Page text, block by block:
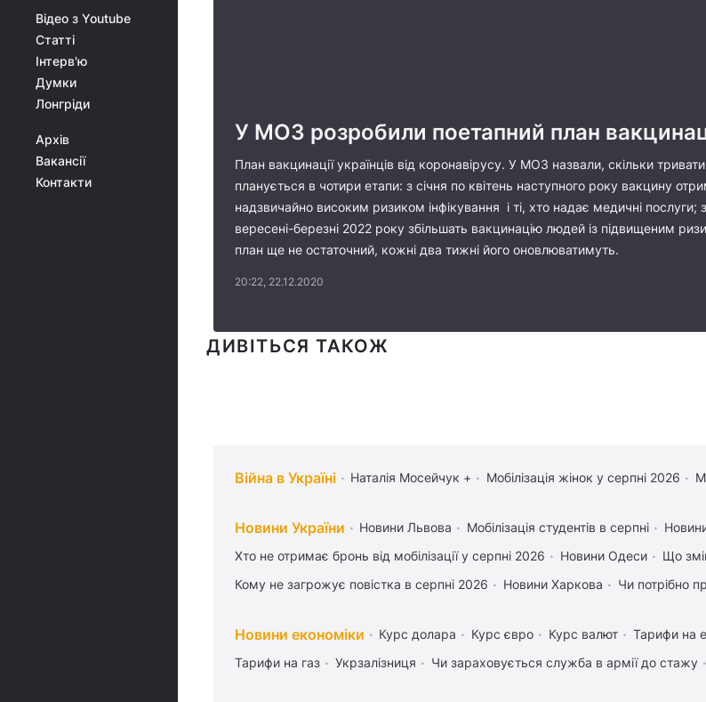
Відео з Youtube
Статті
Інтерв'ю
Думки
Лонгріди
Архів
Вакансії
Контакти
У МОЗ розробили поетапний план
План вакцинації українців від коронавірусу. У МОЗ назвали, скільки
планується в чотири етапи: з січня по квітень наступного року вакцину
надзвичайно високим ризиком інфікування і ті, хто надає медичні
вересені-березні 2022 року збільшать вакцинацію людей із підвищеним
план ще не остаточний, кожні два тижні його оновлюватимуть.
20:22, 22.12.2020
ДИВІТЬСЯ ТАКОЖ
Війна в Україні Наталія Мосейчук + Мобілізація жінок у серпні 2026
Новини України Новини Львова Мобілізація студентів в серпні
Хто не отримає бронь від мобілізації у серпні 2026
Новини Одеси Що
Кому не загрожує повістка в серпні 2026
Новини Харкова Чи потрібно
Новини економіки Курс долара Курс євро Курс валют Тарифи на
Тарифи на газ
Укрзалізниця Чи зараховується служба в армії до стажу